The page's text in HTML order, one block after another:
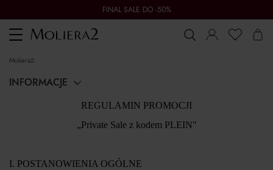
FINAL SALE DO -50%
Toggle
navigation
moliera2
INFORMACJE
REGULAMIN PROMOCJI
„Private Sale z kodem PLEIN"
I. POSTANOWIENIA OGÓLNE